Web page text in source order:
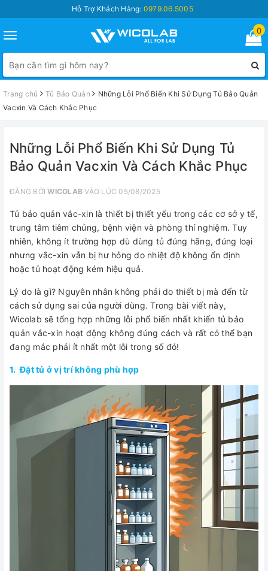
Hỗ Trợ Khách Hàng: 0979.06.5005
Toggle
navigation
0
Trang chủ Tủ Bảo Quản
Những Lỗi Phổ Biến Khi Sử Dụng Tủ Bảo Quản
Vacxin Và Cách Khắc Phục
Những Lỗi Phổ Biến Khi Sử Dụng Tủ
Bảo Quản Vacxin Và Cách Khắc Phục
ĐĂNG BỞIWICOLAB VÀO LÚC 05/08/2025
Tủ bảo quản vắc-xin là thiết bị thiết yếu trong các cơ sở y tế,
trung tâm tiêm chủng, bệnh viện và phòng thí nghiệm. Tuy
nhiên, không ít trường hợp dù dùng tủ đúng hãng, đúng loại
nhưng vắc-xin vẫn bị hư hỏng do nhiệt độ không ổn định
hoặc tủ hoạt động kém hiệu quả.
Lý do là gì? Nguyên nhân không phải do thiết bị mà đến từ
cách sử dụng sai của người dùng. Trong bài viết này,
Wicolab sẽ tổng hợp những lỗi phổ biến nhất khiến tủ bảo
quản vắc-xin hoạt động không đúng cách và rất có thể bạn
đang mắc phải ít nhất một lỗi trong số đó!
1. Đặt tủ ở vị trí không phù hợp